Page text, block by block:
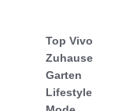
Top Vivo
Zuhause
Garten
Lifestyle